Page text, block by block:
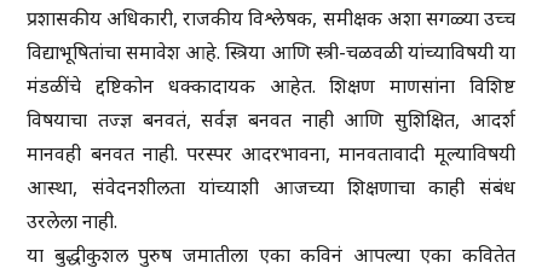
प्रशासकीय अधिकारी, राजकीय विश्लेषक, समीक्षक अशा सगळ्या उच्च
विद्याभूषितांचा समावेश आहे. स्त्रिया आणि स्त्री-चळवळी यांच्याविषयी या
मंडळींचे द्दष्टिकोन धक्कादायक आहेत. शिक्षण माणसांना विशिष्ट
विषयाचा तज्ज्ञ बनवतं, सर्वज्ञ बनवत नाही आणि सुशिक्षित, आदर्श
मानवही बनवत नाही. परस्पर आदरभावना, मानवतावादी मूल्याविषयी
आस्था, संवेदनशीलता यांच्याशी आजच्या शिक्षणाचा काही संबंध
उरलेला नाही.
या बुद्धीकुशल पुरुष जमातीला एका कविनं आपल्या एका कवितेत